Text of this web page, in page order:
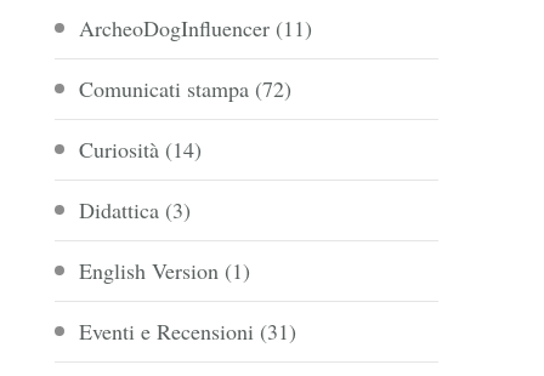
ArcheoDogInfluencer (11)
Comunicati stampa (72)
Curiosità (14)
Didattica (3)
English Version (1)
Eventi e Recensioni (31)